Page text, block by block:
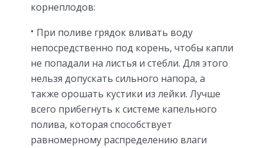
корнеплодов:
При поливе грядок вливать воду
непосредственно под корень, чтобы капли
не попадали на листья и стебли. Для этого
нельзя допускать сильного напора, а
также орошать кустики из лейки. Лучше
всего прибегнуть к системе капельного
полива, которая способствует
равномерному распределению влаги